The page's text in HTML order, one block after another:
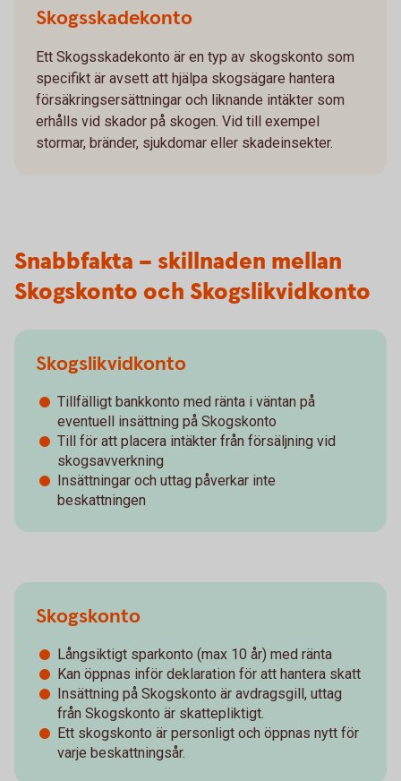
Skogsskadekonto
Ett Skogsskadekonto är en typ av skogskonto som
specifikt är avsett att hjälpa skogsägare hantera
försäkringsersättningar och liknande intäkter som
erhålls vid skador på skogen. Vid till exempel
stormar, bränder, sjukdomar eller skadeinsekter.
Snabbfakta – skillnaden mellan
Skogskonto och Skogslikvidkonto
Skogslikvidkonto
Tillfälligt bankkonto med ränta i väntan på
eventuell insättning på Skogskonto
Till för att placera intäkter från försäljning vid
skogsavverkning
Insättningar och uttag påverkar inte
beskattningen
Skogskonto
Långsiktigt sparkonto (max 10 år) med ränta
Kan öppnas inför deklaration för att hantera skatt
Insättning på Skogskonto är avdragsgill, uttag
från Skogskonto är skattepliktigt.
Ett skogskonto är personligt och öppnas nytt för
varje beskattningsår.